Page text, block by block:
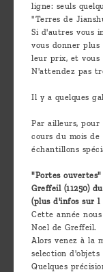
ligne: seuls
"Terres de
Si d'autres vous
vous donner
leur prix, et vous
N'attendez pas
Il y a quelques
Par ailleurs, pour
cours du mois de
échantillons
"Portes
Greffeil (11250)
(plus d'infos sur l
Cette année
Noel de Greffeil.
Alors venez à la
selection d'objets
Quelques